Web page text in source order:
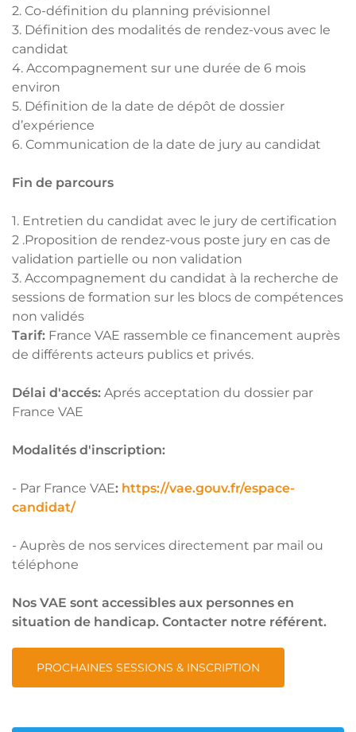
2. Co-définition du planning prévisionnel
3. Définition des modalités de rendez-vous avec le
candidat
4. Accompagnement sur une durée de 6 mois
environ
5. Définition de la date de dépôt de dossier
d’expérience
6. Communication de la date de jury au candidat
Fin de parcours
1. Entretien du candidat avec le jury de certification
2 .Proposition de rendez-vous poste jury en cas de
validation partielle ou non validation
3. Accompagnement du candidat à la recherche de
sessions de formation sur les blocs de compétences
non validés
Tarif: France VAE rassemble ce financement auprès
de différents acteurs publics et privés.
Délai d'accés: Aprés acceptation du dossier par
France VAE
Modalités d'inscription:
- Par France VAE: https://vae.gouv.fr/espace-
candidat/
- Auprès de nos services directement par mail ou
téléphone
Nos VAE sont accessibles aux personnes en
situation de handicap. Contacter notre référent.
PROCHAINES SESSIONS & INSCRIPTION